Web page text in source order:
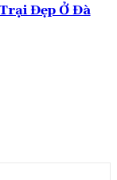
Đẹp Ở Đà